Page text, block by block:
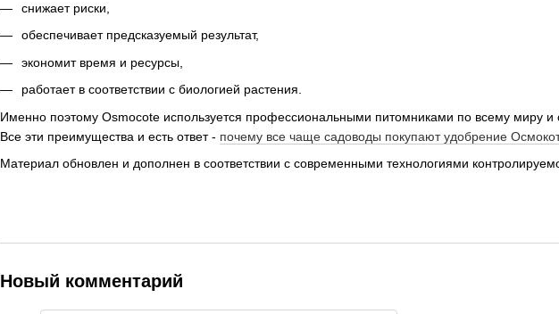
снижает риски,
обеспечивает предсказуемый результат,
экономит время и ресурсы,
работает в соответствии с биологией растения.
Именно поэтому Osmocote используется профессиональными питомниками по всему миру и
Все эти преимущества и есть ответ - почему все чаще садоводы покупают удобрение
Материал обновлен и дополнен в соответствии с современными технологиями
Новый комментарий